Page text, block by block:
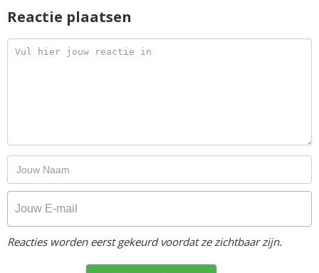
Reactie plaatsen
Reacties worden eerst gekeurd voordat ze zichtbaar zijn.